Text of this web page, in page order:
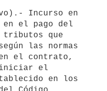
el pago del
tributos que
las normas
el contrato,
iniciar el
en los